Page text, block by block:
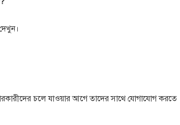
চলে যাওয়ার আগে তাদের সাথে যোগাযোগ করতে